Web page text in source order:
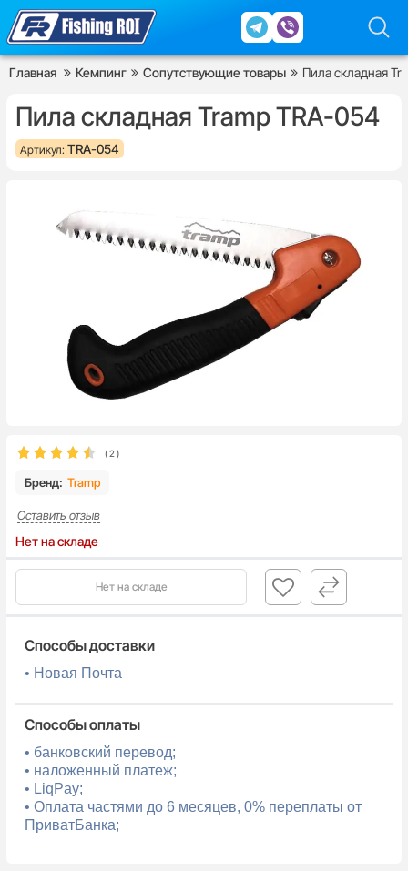
Главная Кемпинг Сопутствующие товары Пила складная
Пила складная Tramp TRA-054
Артикул: TRA-054
(2 )
Бренд: Tramp
Оставить отзыв
Нет на складе
Нет на складе
Способы доставки
• Новая Почта
Способы оплаты
• банковский перевод;
• наложенный платеж;
• LiqPay;
• Оплата частями до 6 месяцев, 0% переплаты от
ПриватБанка;